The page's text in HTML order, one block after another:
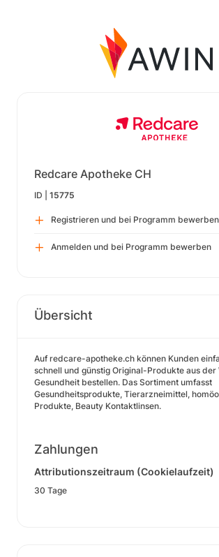
Redcare Apotheke CH
ID | 15775
Registrieren und bei Programm bewerben
Anmelden und bei Programm bewerben
Übersicht
Auf redcare-apotheke.ch können Kunden
schnell und günstig Original-Produkte aus der
Gesundheit bestellen. Das Sortiment umfasst
Gesundheitsprodukte, Tierarzneimittel,
Produkte, Beauty Kontaktlinsen.
Zahlungen
Attributionszeitraum (Cookielaufzeit)
30 Tage